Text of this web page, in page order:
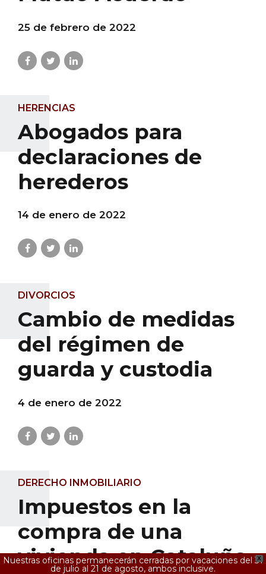
25 de febrero de 2022
HERENCIAS
Abogados para
declaraciones de
herederos
14 de enero de 2022
DIVORCIOS
Cambio de medidas
del régimen de
guarda y custodia
4 de enero de 2022
DERECHO INMOBILIARIO
Impuestos en la
compra de una
vivienda en Cataluña
X
Nuestras oficinas permanecerán cerradas por vacaciones del 31
de julio al 21 de agosto, ambos inclusive.